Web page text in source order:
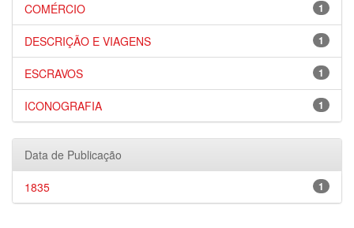
1
COMÉRCIO
1
DESCRIÇÃO E VIAGENS
1
ESCRAVOS
1
ICONOGRAFIA
Data de Publicação
1
1835